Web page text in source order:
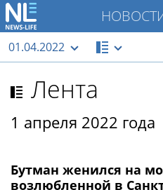
01.04.2022
Лента
1 апреля 2022 года
Бутман женился на
возлюбленной в